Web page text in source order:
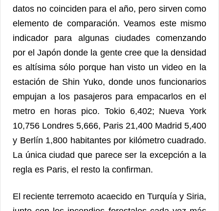
datos no coinciden para el año, pero sirven como
elemento de comparación. Veamos este mismo
indicador para algunas ciudades comenzando
por el Japón donde la gente cree que la densidad
es altísima sólo porque han visto un video en la
estación de Shin Yuko, donde unos funcionarios
empujan a los pasajeros para empacarlos en el
metro en horas pico. Tokio 6,402; Nueva York
10,756 Londres 5,666, Paris 21,400 Madrid 5,400
y Berlín 1,800 habitantes por kilómetro cuadrado.
La única ciudad que parece ser la excepción a la
regla es Paris, el resto la confirman.
El reciente terremoto acaecido en Turquía y Siria,